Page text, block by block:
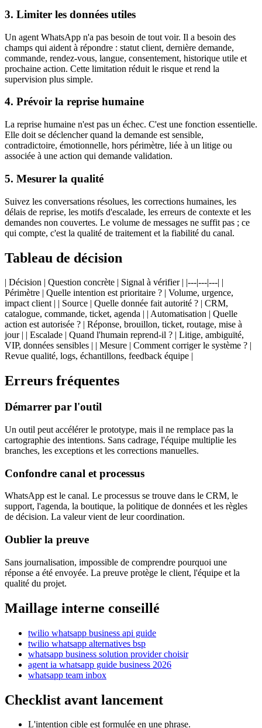
3. Limiter les données utiles
Un agent WhatsApp n'a pas besoin de tout voir. Il a besoin des
champs qui aident à répondre : statut client, dernière demande,
commande, rendez-vous, langue, consentement, historique utile et
prochaine action. Cette limitation réduit le risque et rend la
supervision plus simple.
4. Prévoir la reprise humaine
La reprise humaine n'est pas un échec. C'est une fonction essentielle.
Elle doit se déclencher quand la demande est sensible,
contradictoire, émotionnelle, hors périmètre, liée à un litige ou
associée à une action qui demande validation.
5. Mesurer la qualité
Suivez les conversations résolues, les corrections humaines, les
délais de reprise, les motifs d'escalade, les erreurs de contexte et les
demandes non couvertes. Le volume de messages ne suffit pas ; ce
qui compte, c'est la qualité de traitement et la fiabilité du canal.
Tableau de décision
| Décision | Question concrète | Signal à vérifier | |---|---|---| |
Périmètre | Quelle intention est prioritaire ? | Volume, urgence,
impact client | | Source | Quelle donnée fait autorité ? | CRM,
catalogue, commande, ticket, agenda | | Automatisation | Quelle
action est autorisée ? | Réponse, brouillon, ticket, routage, mise à
jour | | Escalade | Quand l'humain reprend-il ? | Litige, ambiguïté,
VIP, données sensibles | | Mesure | Comment corriger le système ? |
Revue qualité, logs, échantillons, feedback équipe |
Erreurs fréquentes
Démarrer par l'outil
Un outil peut accélérer le prototype, mais il ne remplace pas la
cartographie des intentions. Sans cadrage, l'équipe multiplie les
branches, les exceptions et les corrections manuelles.
Confondre canal et processus
WhatsApp est le canal. Le processus se trouve dans le CRM, le
support, l'agenda, la boutique, la politique de données et les règles
de décision. La valeur vient de leur coordination.
Oublier la preuve
Sans journalisation, impossible de comprendre pourquoi une
réponse a été envoyée. La preuve protège le client, l'équipe et la
qualité du projet.
Maillage interne conseillé
twilio whatsapp business api guide
twilio whatsapp alternatives bsp
whatsapp business solution provider choisir
agent ia whatsapp guide business 2026
whatsapp team inbox
Checklist avant lancement
L'intention cible est formulée en une phrase.